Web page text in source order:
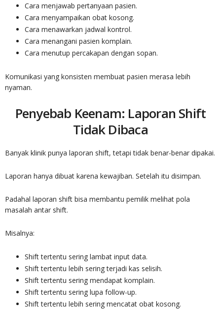
Cara menjawab pertanyaan pasien.
Cara menyampaikan obat kosong.
Cara menawarkan jadwal kontrol.
Cara menangani pasien komplain.
Cara menutup percakapan dengan sopan.
Komunikasi yang konsisten membuat pasien merasa lebih
nyaman.
Penyebab Keenam: Laporan Shift
Tidak Dibaca
Banyak klinik punya laporan shift, tetapi tidak benar-benar dipakai.
Laporan hanya dibuat karena kewajiban. Setelah itu disimpan.
Padahal laporan shift bisa membantu pemilik melihat pola
masalah antar shift.
Misalnya:
Shift tertentu sering lambat input data.
Shift tertentu lebih sering terjadi kas selisih.
Shift tertentu sering mendapat komplain.
Shift tertentu sering lupa follow-up.
Shift tertentu lebih sering mencatat obat kosong.